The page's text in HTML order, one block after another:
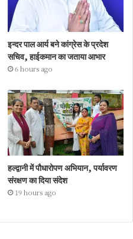
इन्दर पाल आर्य बने कांग्रेस के प्रदेश
सचिव, हाईकमान का जताया आभार
6 hours ago
हल्द्वानी में पौधारोपण अभियान, पर्यावरण
संरक्षण का दिया संदेश
19 hours ago